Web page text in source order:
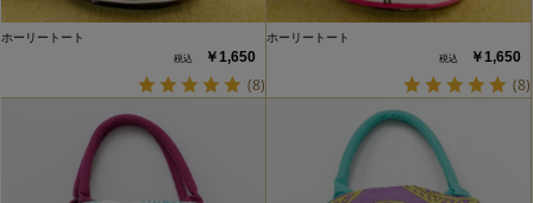
ホーリートート
￥1,650
(8)
ホーリートート
￥1,650
(8)